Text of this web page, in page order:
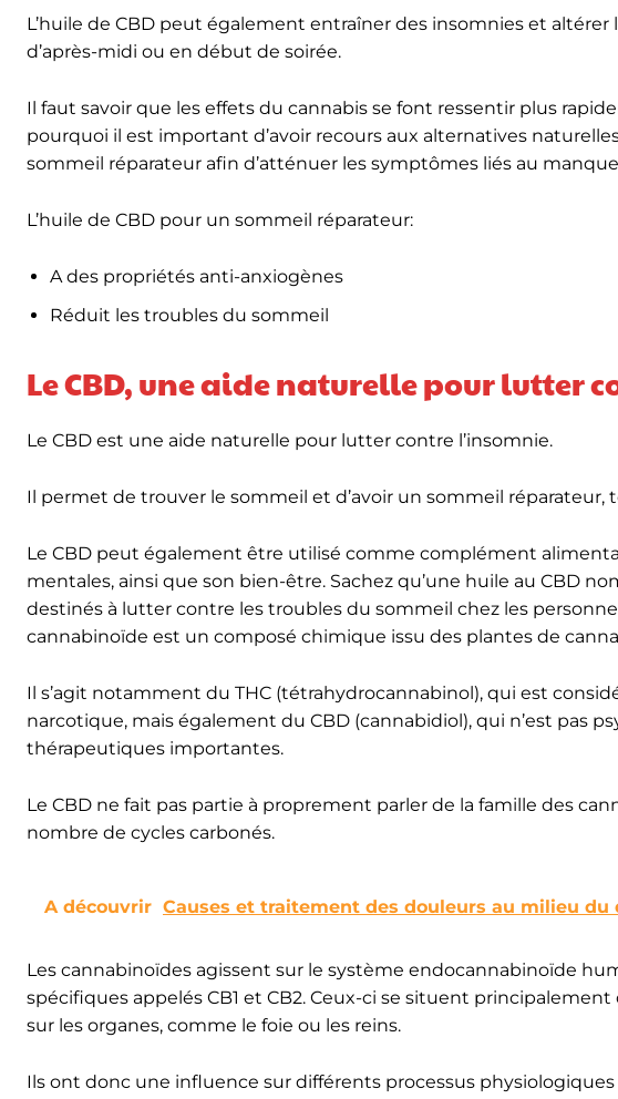
L’huile de CBD peut également entraîner des insomnies et
d’après-midi ou en début de soirée.
Il faut savoir que les effets du cannabis se font ressentir plus
pourquoi il est important d’avoir recours aux alternatives
sommeil réparateur afin d’atténuer les symptômes liés au
L’huile de CBD pour un sommeil réparateur:
A des propriétés anti-anxiogènes
Réduit les troubles du sommeil
Le CBD, une aide naturelle pour lutter
Le CBD est une aide naturelle pour lutter contre l’insomnie.
Il permet de trouver le sommeil et d’avoir un sommeil réparateur,
Le CBD peut également être utilisé comme complément
mentales, ainsi que son bien-être. Sachez qu’une huile au CBD
destinés à lutter contre les troubles du sommeil chez les
cannabinoïde est un composé chimique issu des plantes de
Il s’agit notamment du THC (tétrahydrocannabinol), qui est
narcotique, mais également du CBD (cannabidiol), qui n’est pas
thérapeutiques importantes.
Le CBD ne fait pas partie à proprement parler de la famille des
nombre de cycles carbonés.
A découvrir Causes et traitement des douleurs au milieu du
Les cannabinoïdes agissent sur le système endocannabinoïde
spécifiques appelés CB1 et CB2. Ceux-ci se situent
sur les organes, comme le foie ou les reins.
Ils ont donc une influence sur différents processus